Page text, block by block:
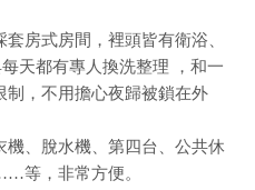
房式房間，裡頭皆有衛浴、
天都有專人換洗整理 ，和一
制，不用擔心夜歸被鎖在外
、脫水機、第四台、公共休
等，非常方便。